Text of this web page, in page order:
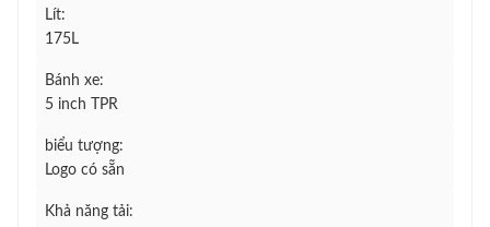
Lít:
175L
Bánh xe:
5 inch TPR
biểu tượng:
Logo có sẵn
Khả năng tải: